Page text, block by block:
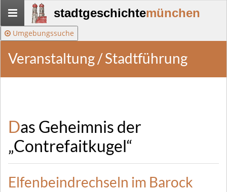
Stadtgeschichte-
München
stadtgeschichtemünchen
Umgebungssuche
Veranstaltung / Stadtführung
Das Geheimnis der
„Contrefaitkugel“
Elfenbeindrechseln im Barock